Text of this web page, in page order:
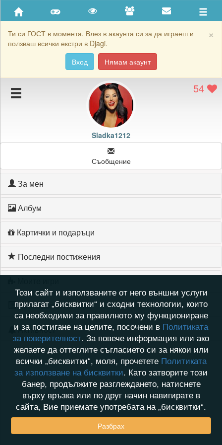
×
Ти си ГОСТ в момента. Влез в акаунта си за да играеш и
ползваш всички екстри в Djagi.
Вход
Нямам акаунт
Приятели
Хронология на игри
Подаръците на Sladka1212
Картичките на Sladka1212
Блокирай Sladka1212
54
Sladka1212
Съобщение
За мен
Албум
Картички и подаръци
Последни постижения
Хронология на игри
Активност
Този сайт и използваните от него външни услуги
прилагат „бисквитки“ и сходни технологии, които
са необходими за правилното му функциониране
и за постигане на целите, посочени в Политиката
за поверителност. За повече информация или ако
желаете да оттеглите съгласието си за някои или
всички „бисквитки“, моля, прочетете Политиката
за използване на бисквитки. Като затворите този
банер, продължите разглеждането, натиснете
върху връзка или по друг начин навигирате в
сайта, Вие приемате употребата на „бисквитки“.
Разбрах